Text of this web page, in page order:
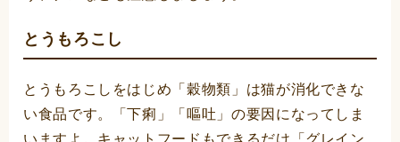
とうもろこし
とうもろこしをはじめ「穀物類」は猫が消化できな
い食品です。「下痢」「嘔吐」の要因になってしま
いますよ。キャットフードもできるだけ「グレイン